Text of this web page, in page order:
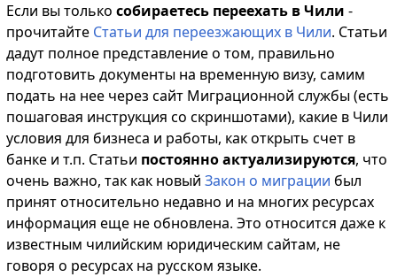
Если вы только собираетесь переехать в Чили -
прочитайте Статьи для переезжающих в Чили. Статьи
дадут полное представление о том, правильно
подготовить документы на временную визу, самим
подать на нее через сайт Миграционной службы (есть
пошаговая инструкция со скриншотами), какие в Чили
условия для бизнеса и работы, как открыть счет в
банке и т.п. Статьи постоянно актуализируются, что
очень важно, так как новый Закон о миграции был
принят относительно недавно и на многих ресурсах
информация еще не обновлена. Это относится даже к
известным чилийским юридическим сайтам, не
говоря о ресурсах на русском языке.